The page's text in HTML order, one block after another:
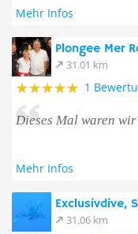
Mehr Infos
Plongee Mer
31.01 km
1
Dieses Mal waren
Mehr Infos
Exclusivdive,
31.06 km